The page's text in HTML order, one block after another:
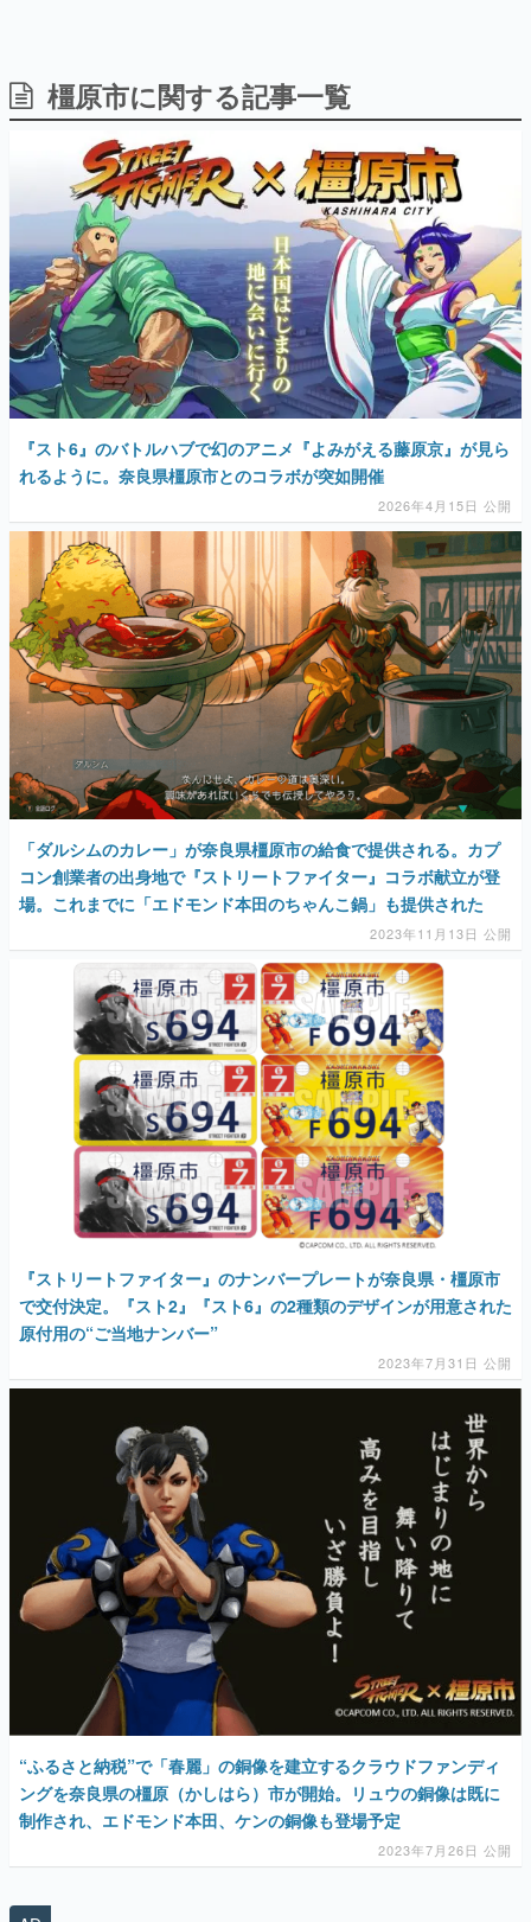
ゲーム開発者・hamatsu氏がゲームの魅力を画面や操作の
具体的な形から解き明かしていく、硬派で骨太な評論連載
です。
ゲームが変えた日本語
「経験値」「裏技」「ラスボス」… ゲームにまつわる言葉
の起源や用法の変遷を、コンピューター文化史研究家・タ
イニーP氏が徹底調査。
カテゴリ
特集記事
マンガ
女性向け
アプリレビュー
その他
電ファミニコゲーマーとは？
運営：株式会社マレ
橿原市に関する記事一覧
『スト6』のバトルハブで幻のアニメ『よみがえる藤原京』が見ら
れるように。奈良県橿原市とのコラボが突如開催
2026年4月15日 公開
「ダルシムのカレー」が奈良県橿原市の給食で提供される。カプ
コン創業者の出身地で『ストリートファイター』コラボ献立が登
場。これまでに「エドモンド本田のちゃんこ鍋」も提供された
2023年11月13日 公開
『ストリートファイター』のナンバープレートが奈良県・橿原市
で交付決定。『スト2』『スト6』の2種類のデザインが用意された
原付用の“ご当地ナンバー”
2023年7月31日 公開
“ふるさと納税”で「春麗」の銅像を建立するクラウドファンディ
ングを奈良県の橿原（かしはら）市が開始。リュウの銅像は既に
制作され、エドモンド本田、ケンの銅像も登場予定
2023年7月26日 公開